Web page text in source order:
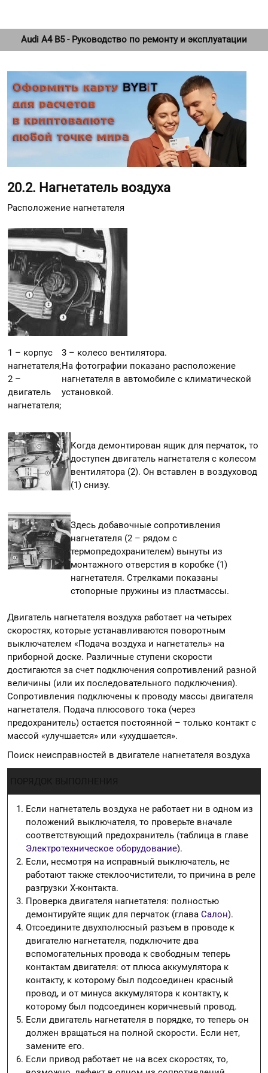
Audi A4 B5 - Руководство по ремонту и эксплуатации
20.2. Нагнетатель воздуха
Расположение нагнетателя
1 – корпус
нагнетателя;
2 –
двигатель
нагнетателя;
3 – колесо вентилятора.
На фотографии показано расположение
нагнетателя в автомобиле с климатической
установкой.
Когда демонтирован ящик для перчаток, то
доступен двигатель нагнетателя с колесом
вентилятора (2). Он вставлен в воздуховод
(1) снизу.
Здесь добавочные сопротивления
нагнетателя (2 – рядом с
термопредохранителем) вынуты из
монтажного отверстия в коробке (1)
нагнетателя. Стрелками показаны
стопорные пружины из пластмассы.
Двигатель нагнетателя воздуха работает на четырех
скоростях, которые устанавливаются поворотным
выключателем «Подача воздуха и нагнетатель» на
приборной доске. Различные ступени скорости
достигаются за счет подключения сопротивлений разной
величины (или их последовательного подключения).
Сопротивления подключены к проводу массы двигателя
нагнетателя. Подача плюсового тока (через
предохранитель) остается постоянной – только контакт с
массой «улучшается» или «ухудшается».
Поиск неисправностей в двигателе нагнетателя воздуха
Если нагнетатель воздуха не работает ни в одном из
положений выключателя, то проверьте вначале
соответствующий предохранитель (таблица в главе
Электротехническое оборудование).
Если, несмотря на исправный выключатель, не
работают также стеклоочистители, то причина в реле
разгрузки Х-контакта.
Проверка двигателя нагнетателя: полностью
демонтируйте ящик для перчаток (глава Салон).
Отсоедините двухполюсный разъем в проводе к
двигателю нагнетателя, подключите два
вспомогательных провода к свободным теперь
контактам двигателя: от плюса аккумулятора к
контакту, к которому был подсоединен красный
провод, и от минуса аккумулятора к контакту, к
которому был подсоединен коричневый провод.
Если двигатель нагнетателя в порядке, то теперь он
должен вращаться на полной скорости. Если нет,
замените его.
Если привод работает не на всех скоростях, то,